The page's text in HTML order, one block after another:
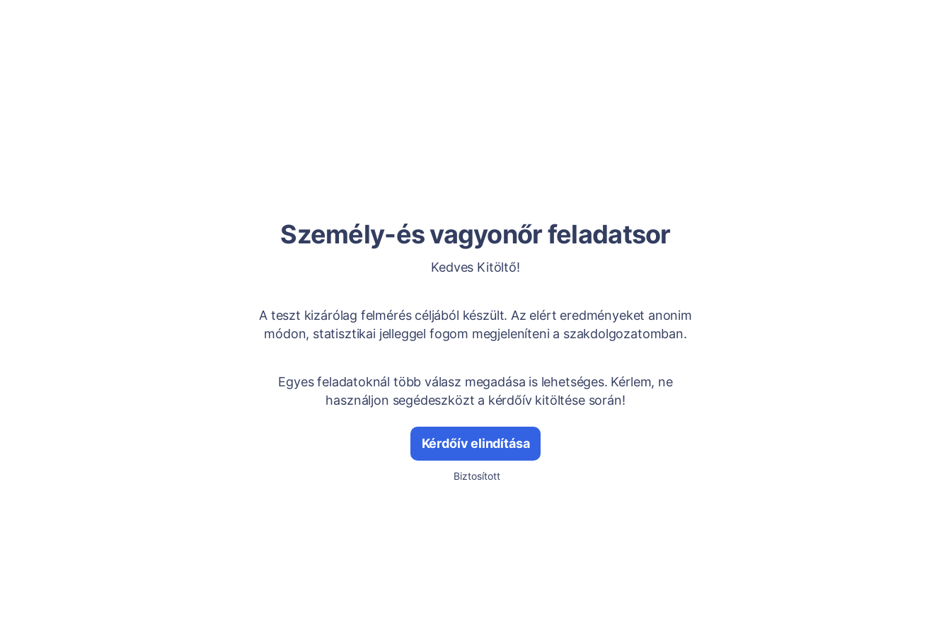
Személy-és vagyonőr feladatsor
Kedves Kitöltő!
A teszt kizárólag felmérés céljából készült. Az elért eredményeket anonim
módon, statisztikai jelleggel fogom megjeleníteni a szakdolgozatomban.
Egyes feladatoknál több válasz megadása is lehetséges. Kérlem, ne
használjon segédeszközt a kérdőív kitöltése során!
Kérdőív elindítása
Biztosított